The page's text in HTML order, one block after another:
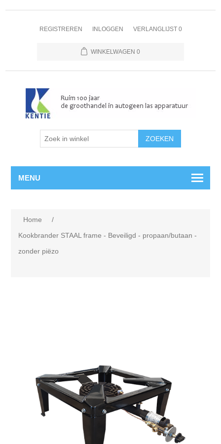
REGISTREREN INLOGGEN VERLANGLIJST 0
WINKELWAGEN 0
MENU
Home
/
Kookbrander STAAL frame - Beveiligd - propaan/butaan -
zonder piëzo